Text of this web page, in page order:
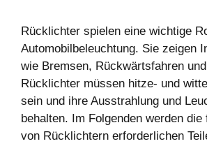
Rücklichter spielen eine wichtige
Automobilbeleuchtung. Sie zeigen
wie Bremsen, Rückwärtsfahren
Rücklichter müssen hitze- und
sein und ihre Ausstrahlung und
behalten. Im Folgenden werden
von Rücklichtern erforderlichen